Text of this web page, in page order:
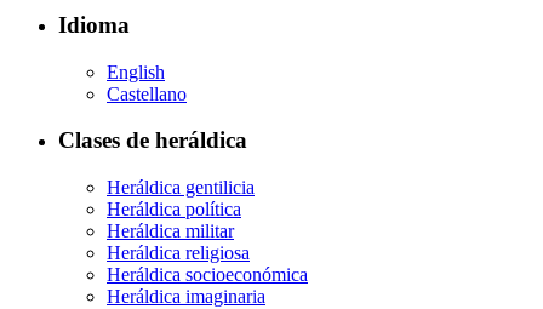
Idioma
English
Castellano
Clases de heráldica
Heráldica gentilicia
Heráldica política
Heráldica militar
Heráldica religiosa
Heráldica socioeconómica
Heráldica imaginaria